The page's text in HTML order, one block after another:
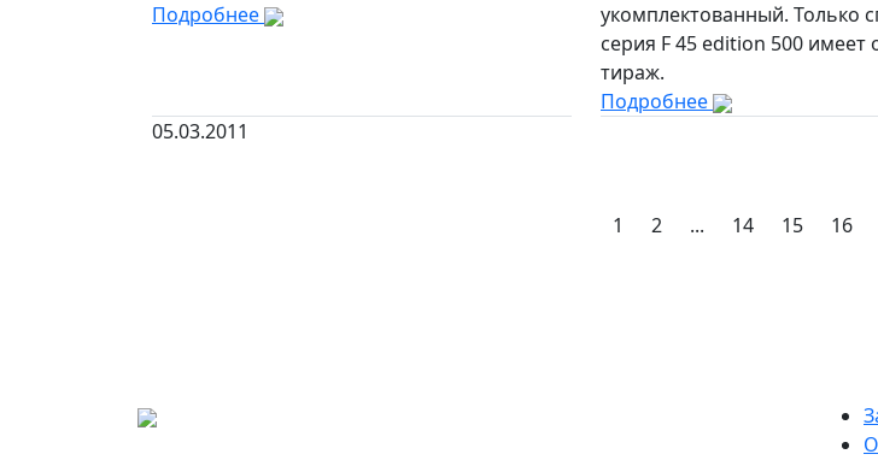
Подробнее
05.03.2011
укомплектованный. Только
серия F 45 edition 500 имеет
тираж.
Подробнее
1 2 ... 14 15 16